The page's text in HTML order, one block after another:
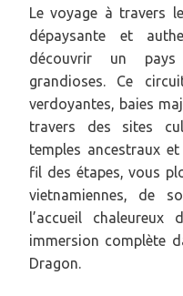
Le voyage à travers
dépaysante et
découvrir un
grandioses. Ce
verdoyantes, baies
travers des sites
temples ancestraux
fil des étapes, vous
vietnamiennes, de
l’accueil
immersion complète
Dragon.